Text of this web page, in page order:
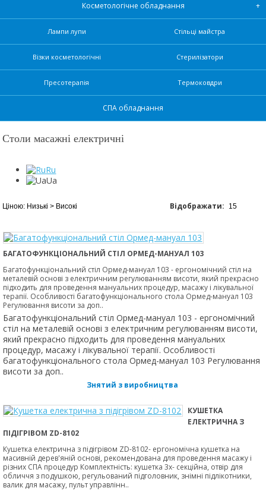
Косметологічне обладнання
Лампи лупи Стільці майстра
Візки косметологічні Стерилізатори
Пресотерапія Термоковдри
СПА обладнання
Столи масажні електричні
Ru
Ua
Відображати:
БАГАТОФУНКЦІОНАЛЬНИЙ СТІЛ ОРМЕД-МАНУАЛ 103
Багатофункціональний стіл Ормед-мануал 103 - ергономічний стіл на
металевій основі з електричним регулюванням висоти, який прекрасно
підходить для проведення мануальних процедур, масажу і лікувальної
терапії. Особливості багатофункціонального стола Ормед-мануал 103
Регулювання висоти за доп..
Багатофункціональний стіл Ормед-мануал 103 - ергономічний
стіл на металевій основі з електричним регулюванням висоти,
який прекрасно підходить для проведення мануальних
процедур, масажу і лікувальної терапії. Особливості
багатофункціонального стола Ормед-мануал 103 Регулювання
висоти за доп..
Знятий з виробництва
КУШЕТКА
ЕЛЕКТРИЧНА З
ПІДІГРІВОМ ZD-8102
Кушетка електрична з підігрівом ZD-8102- ергономічна кушетка на
масивній дерев'яній основі, рекомендована для проведення масажу і
різних СПА процедур Комплектність: кушетка 3х- секційна, отвір для
обличчя з подушкою, регульований підголовник, знімні підлікотники,
валик для масажу, пульт управлінн..